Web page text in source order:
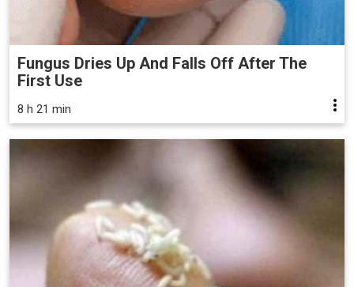
Fungus Dries Up And Falls Off After The
First Use
8 h 21 min